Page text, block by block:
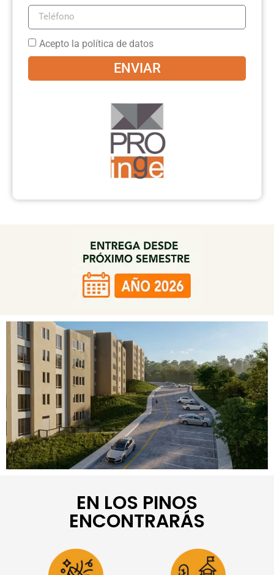
Acepto la política de datos
ENVIAR
EN LOS PINOS
ENCONTRARÁS